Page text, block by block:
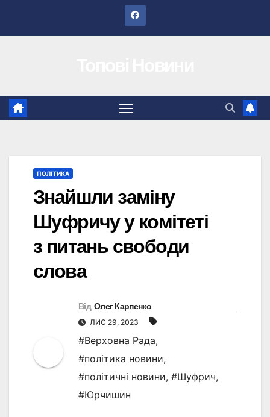
ПОЛІТИКА
Знайшли заміну
Шуфричу у комітеті
з питань свободи
слова
Від Олег Карпенко
ЛИС 29, 2023
#Верховна Рада,
#політика новини,
#політичні новини, #Шуфрич,
#Юрчишин